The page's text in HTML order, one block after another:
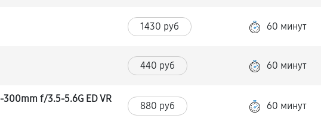
1430 руб 60 минут
440 руб 60 минут
f/3.5-5.6G ED VR
880 руб 60 минут